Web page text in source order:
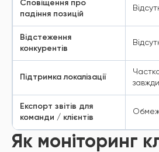
Сповіщення про
падіння позицій
Відстеження
конкурентів
Підтримка локалізації
Експорт звітів для
команди / клієнтів
Як моніторинг